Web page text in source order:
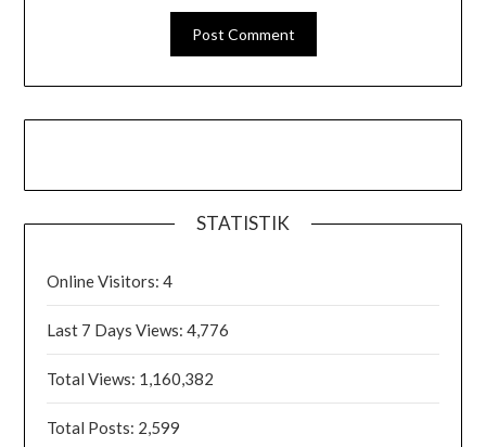
STATISTIK
Online Visitors:4
Last 7 Days Views:4,776
Total Views: 1,160,382
Total Posts: 2,599